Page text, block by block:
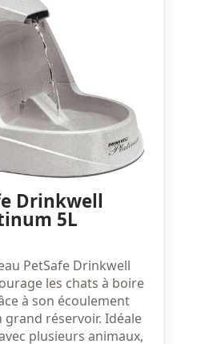
Drinkwell
5L
PetSafe Drinkwell
les chats à boire
à son écoulement
grand réservoir. Idéale
plusieurs animaux,